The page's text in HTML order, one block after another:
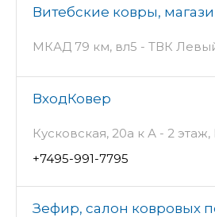
Витебские ковры,
МКАД 79 км, вл5 - ТВК
ВходКовер
Кусковская, 20а к А - 2
+7495-991-7795
Зефир, салон ковровых